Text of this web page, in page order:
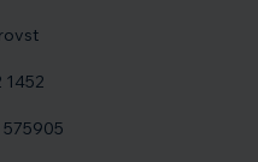
1452